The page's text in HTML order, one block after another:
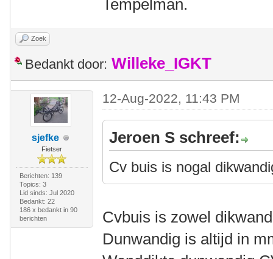
Tempelman.
Zoek
Bedankt door: Willeke_IGKT
sjefke
Fietser
Berichten: 139
Topics: 3
Lid sinds: Jul 2020
Bedankt: 22
186 x bedankt in 90
berichten
12-Aug-2022, 11:43 PM
Jeroen S schreef:
Cv buis is nogal
Cvbuis is zowel
Dunwandig is altijd in